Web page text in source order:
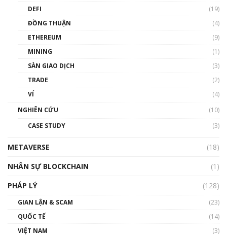
Phổ cập Blockchain
thống & Crypto qua các cuộc chiến | Phổ cập
01:32:59
gió ấm
DEFI
(19)
ĐỒNG THUẬN
(4)
ETHEREUM
(9)
MINING
(1)
SÀN GIAO DỊCH
(3)
TRADE
(2)
VÍ
(4)
NGHIÊN CỨU
(10)
CASE STUDY
(3)
METAVERSE
(18)
NHÂN SỰ BLOCKCHAIN
(1)
PHÁP LÝ
(128)
GIAN LẬN & SCAM
(23)
QUỐC TẾ
(14)
VIỆT NAM
(3)